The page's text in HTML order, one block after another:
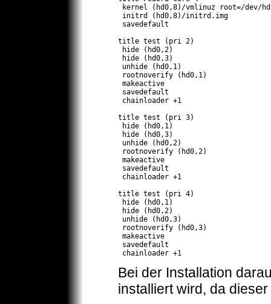
kernel (hd0,8)/vmlinuz root=/dev/
initrd (hd0,8)/initrd.img
savedefault
title test (pri 2)
hide (hd0,2)
hide (hd0,3)
unhide (hd0,1)
rootnoverify (hd0,1)
makeactive
savedefault
chainloader +1
title test (pri 3)
hide (hd0,1)
hide (hd0,3)
unhide (hd0,2)
rootnoverify (hd0,2)
makeactive
savedefault
chainloader +1
title test (pri 4)
hide (hd0,1)
hide (hd0,2)
unhide (hd0,3)
rootnoverify (hd0,3)
makeactive
savedefault
chainloader +1
Bei der Installation
installiert wird, da